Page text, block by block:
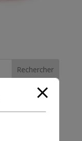
Rechercher